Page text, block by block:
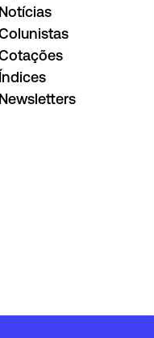
Notícias
Índices
Newsletters